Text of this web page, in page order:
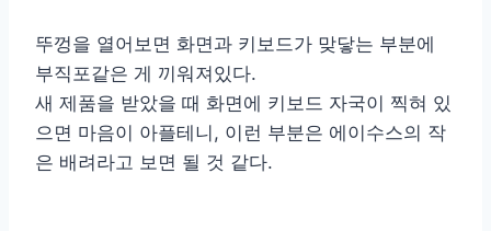
뚜껑을 열어보면 화면과 키보드가 맞닿는 부분에
부직포같은 게 끼워져있다.
새 제품을 받았을 때 화면에 키보드 자국이 찍혀 있
으면 마음이 아플테니, 이런 부분은 에이수스의 작
은 배려라고 보면 될 것 같다.